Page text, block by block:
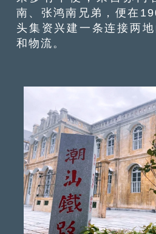
南、张鸿南兄弟，便在
头集资兴建一条连接两
和物流。